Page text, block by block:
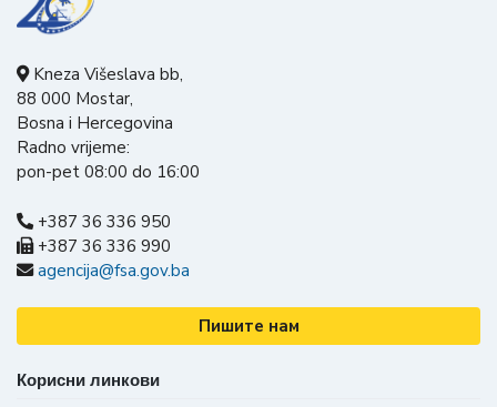
Kneza Višeslava bb,
88 000 Mostar,
Bosna i Hercegovina
Radno vrijeme:
pon-pet 08:00 do 16:00
+387 36 336 950
+387 36 336 990
agencija@fsa.gov.ba
Пишите нам
Корисни линкови